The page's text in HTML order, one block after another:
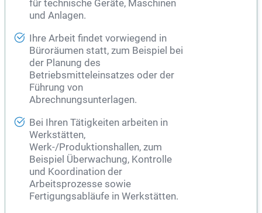
für technische Geräte, Maschinen
und Anlagen.
Ihre Arbeit findet vorwiegend in
Büroräumen statt, zum Beispiel bei
der Planung des
Betriebsmitteleinsatzes oder der
Führung von
Abrechnungsunterlagen.
Bei Ihren Tätigkeiten arbeiten in
Werkstätten,
Werk-/Produktionshallen, zum
Beispiel Überwachung, Kontrolle
und Koordination der
Arbeitsprozesse sowie
Fertigungsabläufe in Werkstätten.